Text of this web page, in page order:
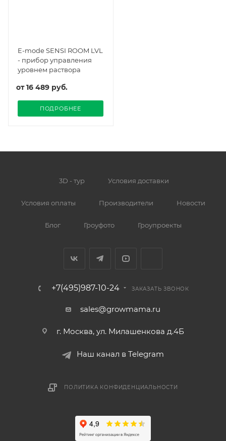
E-mode SENSI ROOM LVL
- прибор управления
уровнем раствора
от16 489 руб.
ПОДРОБНЕЕ
3D - тур Условия доставки
Условия оплаты Производители Новости
Блог Гроуфото Гроупроекты
+7(495)987-10-24 ЗАКАЗАТЬ ЗВОНОК
sales@growmama.ru
г. Москва, ул. Милашенкова д.4Б
Наш канал в Telegram
ПОЛИТИКА КОНФИДЕНЦИАЛЬНОСТИ